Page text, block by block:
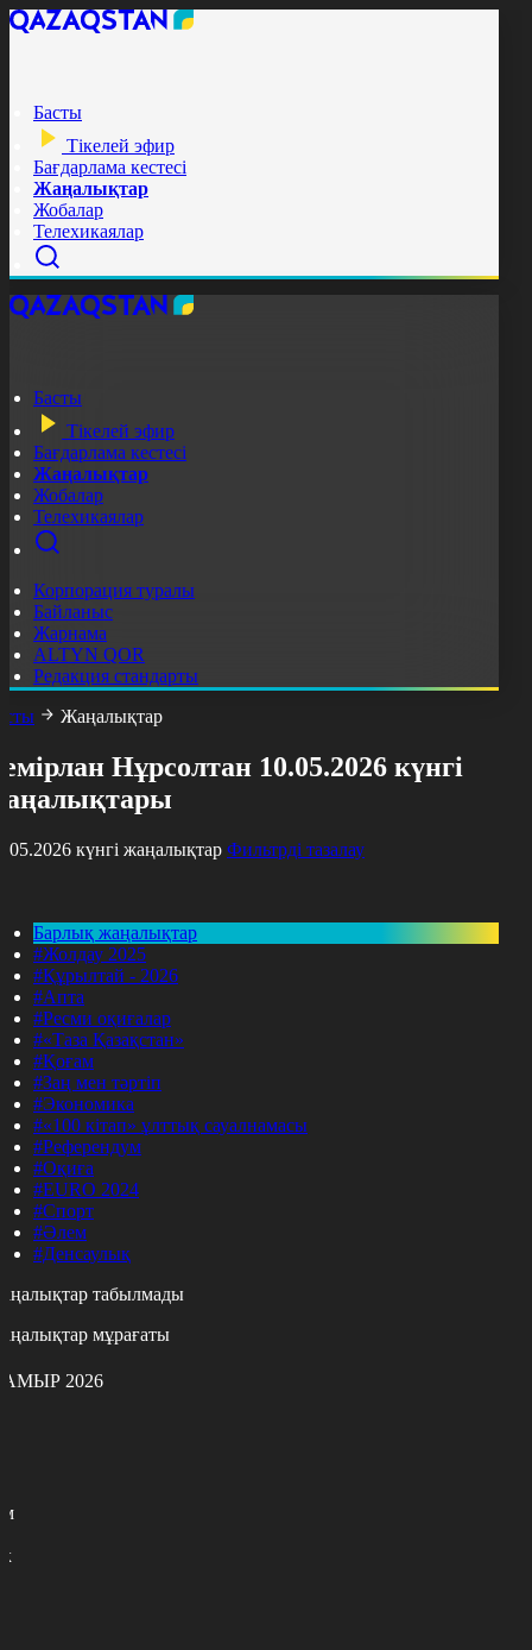
Басты
Тікелей эфир
Бағдарлама кестесі
Жаңалықтар
Жобалар
Телехикаялар
Басты
Тікелей эфир
Бағдарлама кестесі
Жаңалықтар
Жобалар
Телехикаялар
Корпорация туралы
Байланыс
Жарнама
ALTYN QOR
Редакция стандарты
Жаңалықтар
Нұрсолтан 10.05.2026 күнгі
күнгі жаңалықтар Фильтрді тазалау
Барлық жаңалықтар
#Жолдау 2025
#Құрылтай - 2026
#Апта
#Ресми оқиғалар
#«Таза Қазақстан»
#Қоғам
#Заң мен тәртіп
#Экономика
#«100 кітап» ұлттық сауалнамасы
#Референдум
#Оқиға
#EURO 2024
#Спорт
#Әлем
#Денсаулық
табылмады
мұрағаты
2026